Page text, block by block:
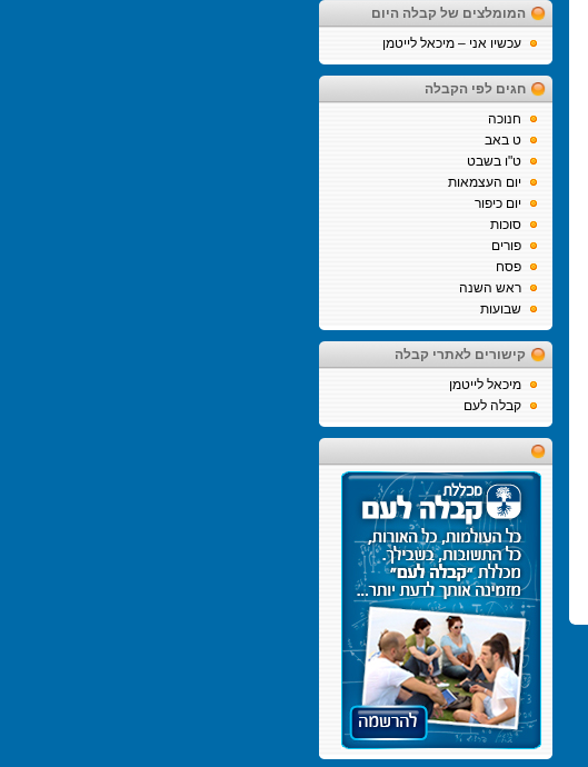
המומלצים של קבלה היום
עכשיו אני – מיכאל לייטמן
חגים לפי הקבלה
חנוכה
ט באב
ט"ו בשבט
יום העצמאות
יום כיפור
סוכות
פורים
פסח
ראש השנה
שבועות
קישורים לאתרי קבלה
מיכאל לייטמן
קבלה לעם